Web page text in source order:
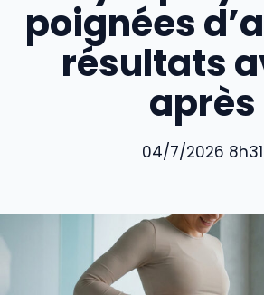
poignées
résultats
après
04/7/2026 8h31